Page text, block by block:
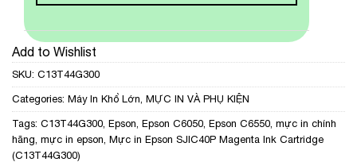
Add to Wishlist
SKU: C13T44G300
Categories: Máy In Khổ Lớn MỰC IN VÀ PHỤ KIỆN
Tags: C13T44G300 Epson Epson C6050 Epson C6550 mực in chính
hãng mực in epson Mực in Epson SJIC40P Magenta Ink Cartridge
(C13T44G300)